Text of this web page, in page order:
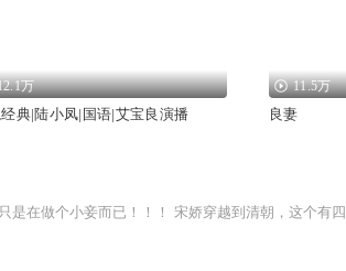
万
典|陆小凤|国语|艾宝良演播
11.5万
良妻